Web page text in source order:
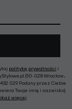
politykę prywatności i
(50-028 Wrocław,
029. Podany przez Ciebie
Twoje imię i nazwisko).
więcej